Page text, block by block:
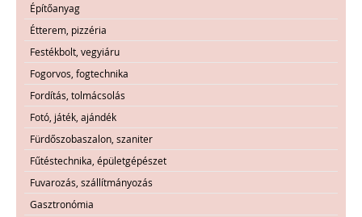
Építőanyag
Étterem, pizzéria
Festékbolt, vegyiáru
Fogorvos, fogtechnika
Fordítás, tolmácsolás
Fotó, játék, ajándék
Fürdőszobaszalon, szaniter
Fűtéstechnika, épületgépészet
Fuvarozás, szállítmányozás
Gasztronómia